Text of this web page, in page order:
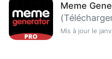
Meme
Mis à jour le